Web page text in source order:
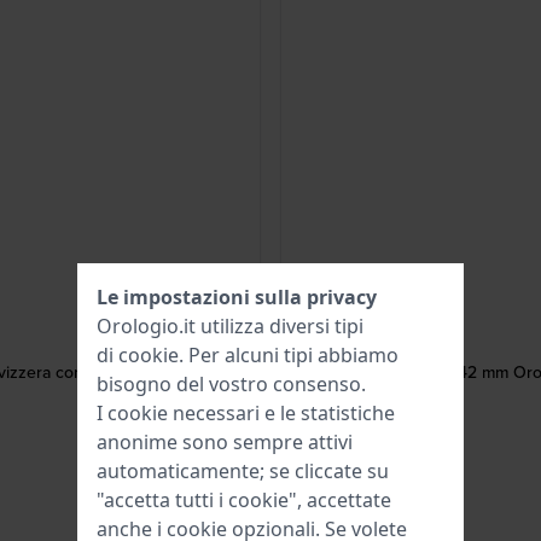
con quadrante day-date e Golden Beech 42 mm
Le impostazioni sulla privacy
Orologio.it utilizza diversi tipi
di cookie. Per alcuni tipi abbiamo
bisogno del vostro consenso.
I cookie necessari e le statistiche
anonime sono sempre attivi
automaticamente; se cliccate su
"accetta tutti i cookie", accettate
anche i cookie opzionali. Se volete